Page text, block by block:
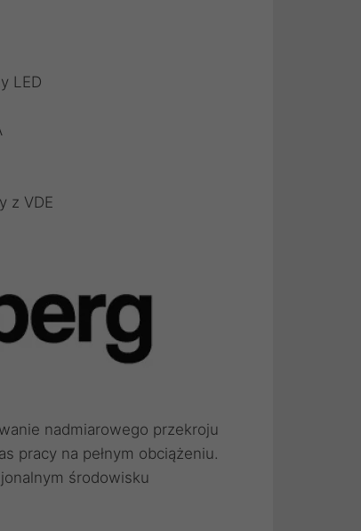
LED
z VDE
nadmiarowego przekroju
pracy na pełnym obciążeniu.
środowisku